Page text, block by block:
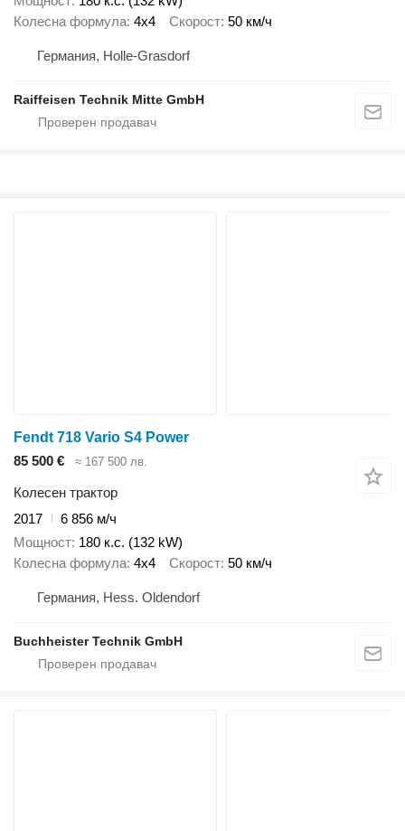
Колесна формула 4x4 Скорост 50 км/ч
Германия, Holle-Grasdorf
Raiffeisen Technik Mitte GmbH
Fendt 718 Vario S4 Power
85 500 €
≈ 167 500 лв.
Колесен трактор
2017
6 856 м/ч
Мощност 180 к.с. (132 kW)
Колесна формула 4x4 Скорост 50 км/ч
Германия, Hess. Oldendorf
Buchheister Technik GmbH